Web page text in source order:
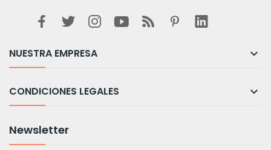
NUESTRA EMPRESA 
CONDICIONES LEGALES 
Newsletter